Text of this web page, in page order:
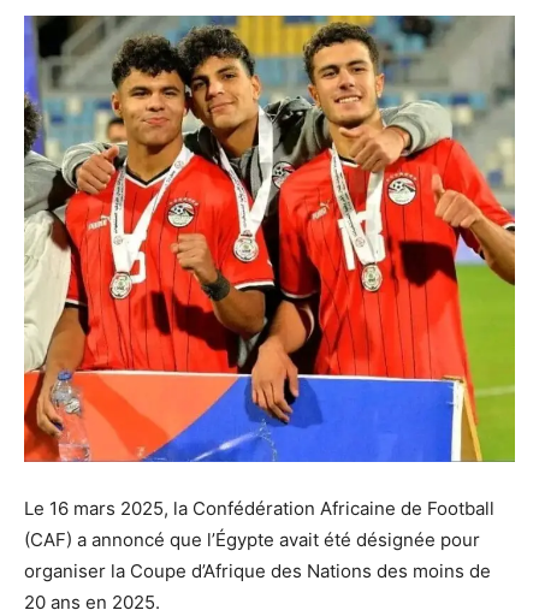
Le 16 mars 2025, la Confédération Africaine de Football
(CAF) a annoncé que l’Égypte avait été désignée pour
organiser la Coupe d’Afrique des Nations des moins de
20 ans en 2025.